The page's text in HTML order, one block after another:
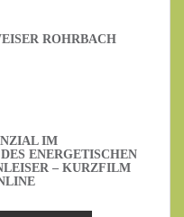
ROHRBACH
IM H
ENERGETISCHEN Q
– KURZFILM U